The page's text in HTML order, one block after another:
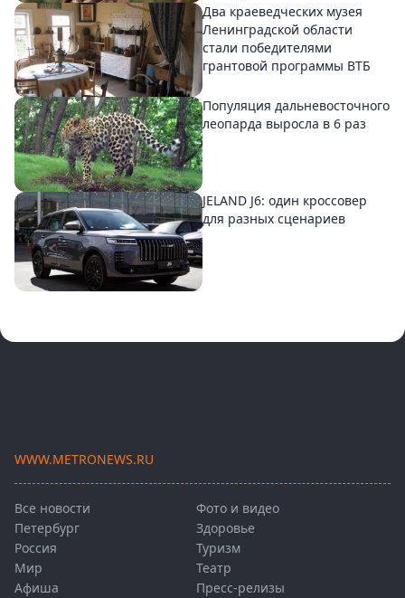
Два краеведческих музея
Ленинградской области
стали победителями
грантовой программы ВТБ
Популяция дальневосточного
леопарда выросла в 6 раз
JELAND J6: один кроссовер
для разных сценариев
WWW.METRONEWS.RU
Все новости
Петербург
Россия
Мир
Афиша
Фото и видео
Здоровье
Туризм
Театр
Пресс-релизы